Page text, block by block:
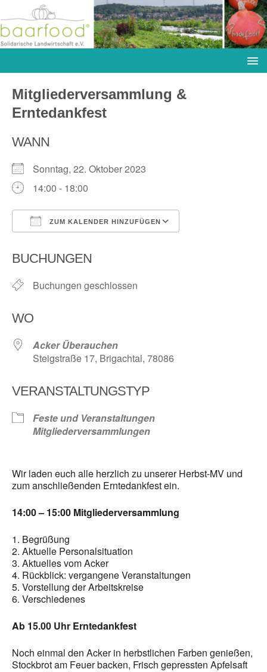
Mitgliederversammlung &
Erntedankfest
WANN
Sonntag, 22. Oktober 2023
14:00 - 18:00
ZUM KALENDER HINZUFÜGEN
BUCHUNGEN
Buchungen geschlossen
WO
Acker Überauchen
Steigstraße 17, Brigachtal, 78086
VERANSTALTUNGSTYP
Feste und Veranstaltungen
Mitgliederversammlungen
Wir laden euch alle herzlich zu unserer Herbst-MV und
zum anschließenden Erntedankfest ein.
14:00 – 15:00 Mitgliederversammlung
1. Begrüßung
2. Aktuelle Personalsituation
3. Aktuelles vom Acker
4. Rückblick: vergangene Veranstaltungen
5. Vorstellung der Arbeitskreise
6. Verschiedenes
Ab 15.00 Uhr Erntedankfest
Noch einmal den Acker in herbstlichen Farben genießen,
Stockbrot am Feuer backen, Frisch gepressten Apfelsaft